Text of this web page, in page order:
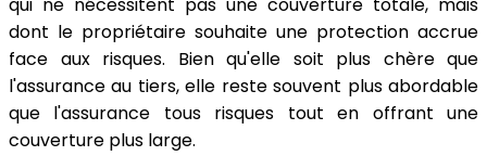
dont le propriétaire souhaite une protection accrue
face aux risques. Bien qu'elle soit plus chère que
l'assurance au tiers, elle reste souvent plus abordable
que l'assurance tous risques tout en offrant une
couverture plus large.